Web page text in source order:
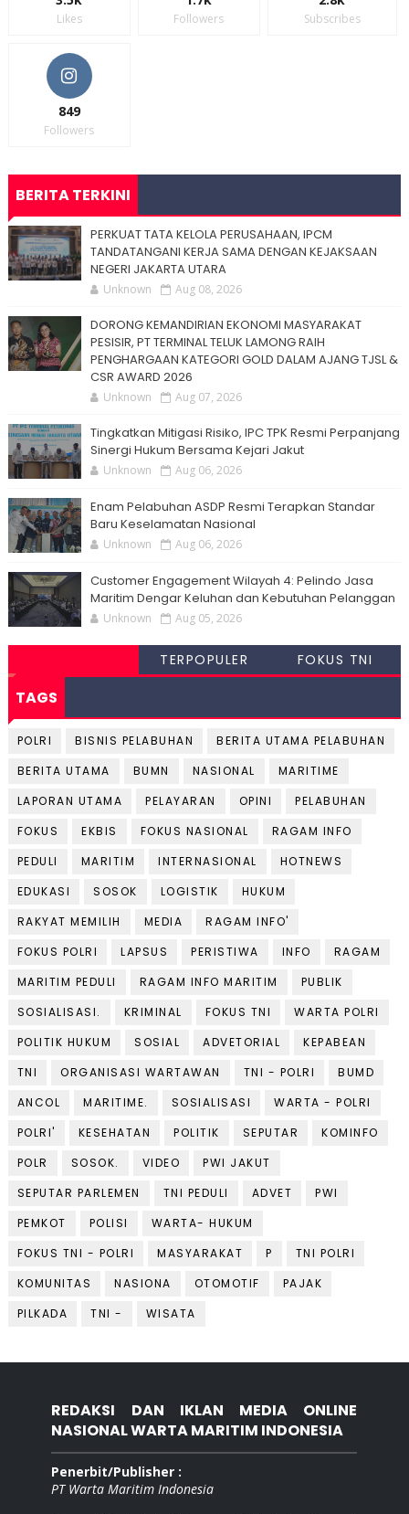
Likes Followers Subscribes
849
Followers
BERITA TERKINI
PERKUAT TATA KELOLA PERUSAHAAN, IPCM
TANDATANGANI KERJA SAMA DENGAN KEJAKSAAN
NEGERI JAKARTA UTARA
Unknown Aug 08, 2026
DORONG KEMANDIRIAN EKONOMI MASYARAKAT
PESISIR, PT TERMINAL TELUK LAMONG RAIH
PENGHARGAAN KATEGORI GOLD DALAM AJANG TJSL &
CSR AWARD 2026
Unknown Aug 07, 2026
Tingkatkan Mitigasi Risiko, IPC TPK Resmi Perpanjang
Sinergi Hukum Bersama Kejari Jakut
Unknown Aug 06, 2026
Enam Pelabuhan ASDP Resmi Terapkan Standar
Baru Keselamatan Nasional
Unknown Aug 06, 2026
Customer Engagement Wilayah 4: Pelindo Jasa
Maritim Dengar Keluhan dan Kebutuhan Pelanggan
Unknown Aug 05, 2026
TERPOPULER FOKUS TNI
TAGS
POLRI BISNIS PELABUHAN
BERITA UTAMA PELABUHAN
BERITA UTAMA
BUMN NASIONAL
MARITIME
LAPORAN UTAMA
PELAYARAN OPINI
PELABUHAN
FOKUS
EKBIS FOKUS NASIONAL
RAGAM INFO
PEDULI
MARITIM INTERNASIONAL
HOTNEWS
EDUKASI
SOSOK LOGISTIK
HUKUM
RAKYAT MEMILIH
MEDIA
RAGAM INFO'
FOKUS POLRI
LAPSUS PERISTIWA INFO
RAGAM
MARITIM PEDULI
RAGAM INFO MARITIM
PUBLIK
SOSIALISASI.
KRIMINAL FOKUS TNI
WARTA POLRI
POLITIK HUKUM
SOSIAL ADVETORIAL
KEPABEAN
TNI
ORGANISASI WARTAWAN TNI - POLRI
BUMD
ANCOL
MARITIME. SOSIALISASI
WARTA - POLRI
POLRI'
KESEHATAN POLITIK SEPUTAR
KOMINFO
POLR
SOSOK. VIDEO
PWI JAKUT
SEPUTAR PARLEMEN
TNI PEDULI ADVET
PWI
PEMKOT
POLISI
WARTA- HUKUM
FOKUS TNI - POLRI
MASYARAKAT P
TNI POLRI
KOMUNITAS
NASIONA OTOMOTIF
PAJAK
PILKADA
TNI - WISATA
REDAKSI DAN IKLAN MEDIA ONLINE
NASIONAL WARTA MARITIM INDONESIA
Penerbit/Publisher :
PT Warta Maritim Indonesia